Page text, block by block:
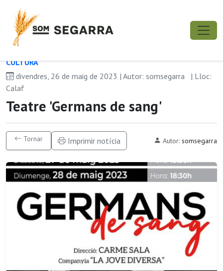
CULTURA
divendres, 26 de maig de 2023 | Autor: somsegarra
| Lloc:
Calaf
Teatre 'Germans de sang'
Tornar Imprimir notícia Autor: somsegarra